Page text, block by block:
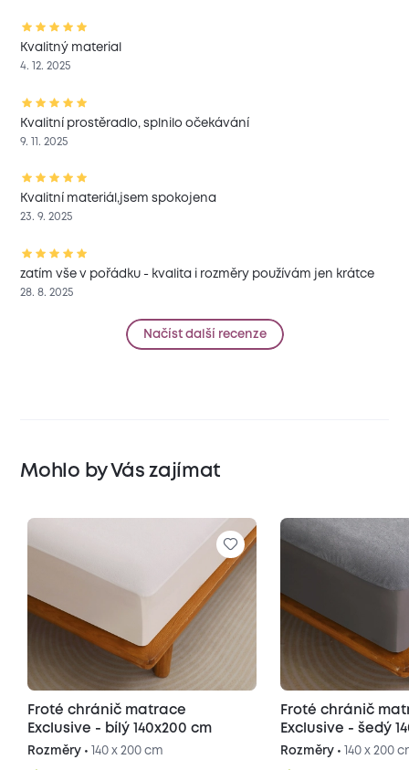
Kvalitný material
4. 12. 2025
Kvalitní prostěradlo, splnilo očekávání
9. 11. 2025
Kvalitní materiál,jsem spokojena
23. 9. 2025
zatím vše v pořádku - kvalita i rozměry používám jen krátce
28. 8. 2025
Načíst další recenze
Mohlo by Vás zajímat
Froté chránič matrace
Exclusive - bílý 140x200 cm
Rozměry • 140 x 200 cm
Froté chránič
Exclusive - šedý
Rozměry • 140 x 200